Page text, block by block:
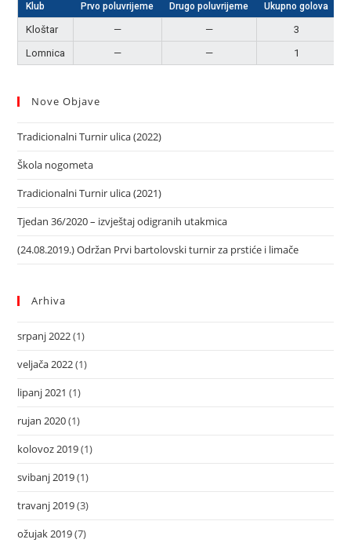
Klub Prvo poluvrijeme Drugo poluvrijeme Ukupno golova
Kloštar — — 3
Lomnica
— — 1
Nove Objave
Tradicionalni Turnir ulica (2022)
Škola nogometa
Tradicionalni Turnir ulica (2021)
Tjedan 36/2020 – izvještaj odigranih utakmica
(24.08.2019.) Održan Prvi bartolovski turnir za prstiće i limače
Arhiva
srpanj 2022(1)
veljača 2022(1)
lipanj 2021 (1)
rujan 2020(1)
kolovoz 2019(1)
svibanj 2019(1)
travanj 2019(3)
ožujak 2019(7)